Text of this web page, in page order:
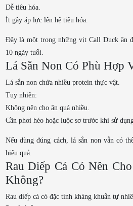
Dễ tiêu hóa.
Ít gây áp lực lên hệ tiêu hóa.
Đây là một trong những vịt Call Duck ăn
10 ngày tuổi.
Lá Sắn Non Có Phù Hợp
Lá sắn non chứa nhiều protein thực vật.
Tuy nhiên:
Không nên cho ăn quá nhiều.
Cần phơi héo hoặc luộc sơ trước khi sử
Nếu dùng đúng cách, lá sắn non vẫn có
hiệu quả.
Rau Diếp Cá Có Nên
Không?
Rau diếp cá có đặc tính kháng khuẩn tự